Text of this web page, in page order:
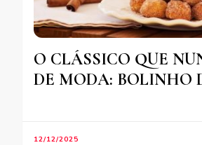
O CLÁSSICO QUE
DE MODA: BOLINHO
12/12/2025